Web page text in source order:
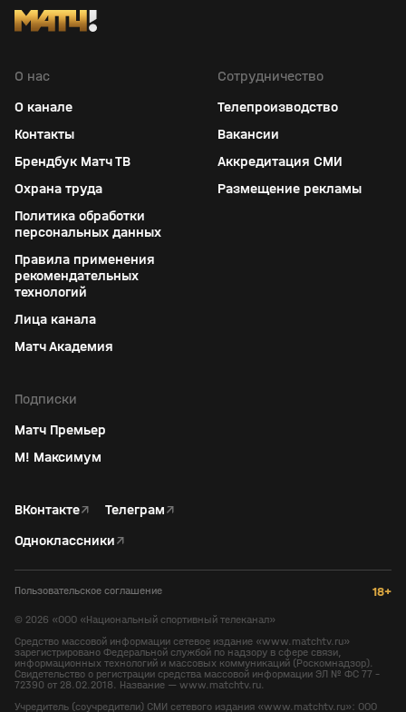
О нас
О канале
Контакты
Брендбук Матч ТВ
Охрана труда
Политика обработки
персональных данных
Правила применения
рекомендательных
технологий
Лица канала
Матч Академия
Сотрудничество
Телепроизводство
Вакансии
Аккредитация СМИ
Размещение рекламы
Подписки
Матч Премьер
М! Максимум
ВКонтакте↗ Телеграм↗
Одноклассники↗
Пользовательское соглашение 18+
© 2026 «ООО «Национальный спортивный телеканал»
Средство массовой информации сетевое издание «www.matchtv.ru»
зарегистрировано Федеральной службой по надзору в сфере связи,
информационных технологий и массовых коммуникаций (Роскомнадзор).
Свидетельство о регистрации средства массовой информации ЭЛ № ФС 77 -
72390 от 28.02.2018. Название — www.matchtv.ru.
Учредитель (соучредители) СМИ сетевого издания «www.matchtv.ru»: ООО